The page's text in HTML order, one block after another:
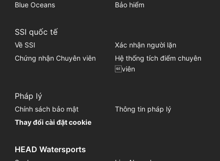
Blue Oceans
Bảo hiểm
SSI quốc tế
Về SSI
Xác nhận người lặn
Chứng nhận Chuyên viên
Hệ thống tích điểm chuyên
viên
Pháp lý
Chính sách bảo mật
Thông tin pháp lý
Thay đổi cài đặt cookie
HEAD Watersports